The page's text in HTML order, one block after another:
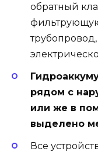
обратный
рядом с
или же в
выделено
Все